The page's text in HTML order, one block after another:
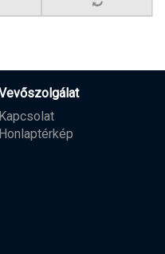
Kapcsolat
Honlaptérkép